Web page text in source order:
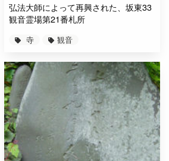
弘法大師によって再興された、坂東33
観音霊場第21番札所
寺 観音